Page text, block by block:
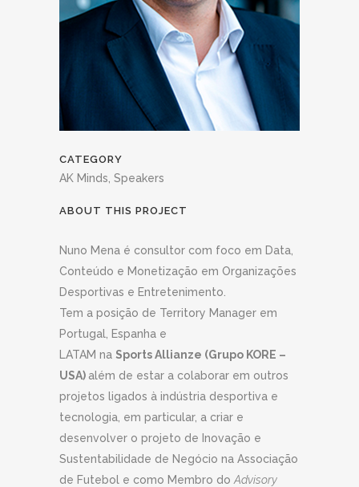
CATEGORY
AK Minds, Speakers
ABOUT THIS PROJECT
Nuno Mena é consultor com foco em Data,
Conteúdo e Monetização em Organizações
Desportivas e Entretenimento.
Tem a posição de Territory Manager em
Portugal, Espanha e
LATAM na Sports Allianze (Grupo KORE –
USA) além de estar a colaborar em outros
projetos ligados à indústria desportiva e
tecnologia, em particular, a criar e
desenvolver o projeto de Inovação e
Sustentabilidade de Negócio na Associação
de Futebol e como Membro do Advisory